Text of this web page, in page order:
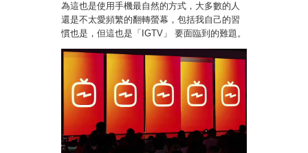
為這也是使用手機最自然的方式，大多數的人
還是不太愛頻繁的翻轉螢幕，包括我自己的習
慣也是，但這也是「IGTV」 要面臨到的難題。